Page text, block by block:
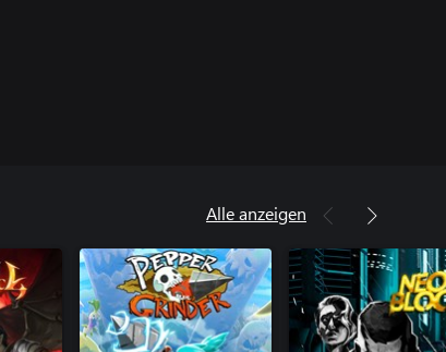
Alle anzeigen